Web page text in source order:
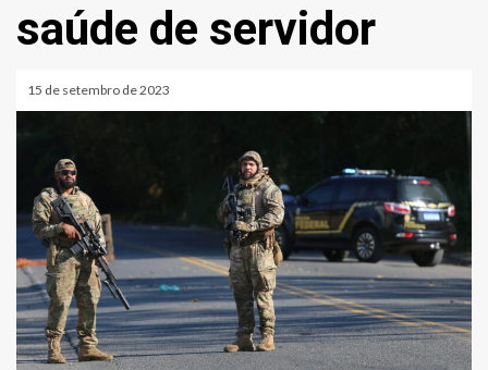
saúde de servidor
15 de setembro de 2023